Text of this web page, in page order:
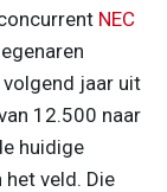
NEC
jaar uit
12.500 naar
huidige
veld. Die